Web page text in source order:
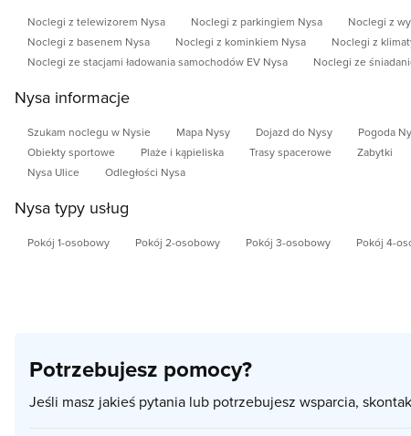
Noclegi z telewizorem Nysa Noclegi z parkingiem Nysa Noclegi z
Noclegi z basenem Nysa
Noclegi z kominkiem Nysa Noclegi z
Noclegi ze stacjami ładowania samochodów EV Nysa
Noclegi ze
Nysa informacje
Szukam noclegu w Nysie Mapa Nysy Dojazd do Nysy Pogoda
Obiekty sportowe
Plaże i kąpieliska Trasy spacerowe Zabytki
Nysa Ulice
Odległości Nysa
Nysa typy usług
Pokój 1-osobowy Pokój 2-osobowy Pokój 3-osobowy Pokój 4-
Potrzebujesz pomocy?
Jeśli masz jakieś pytania lub potrzebujesz wsparcia,